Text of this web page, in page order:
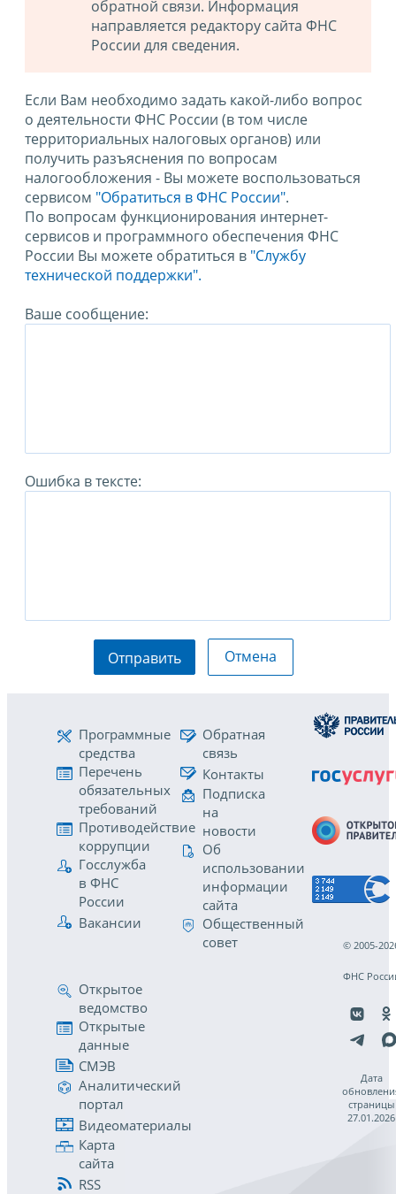
обратной связи. Информация
направляется редактору сайта ФНС
России для сведения.
Если Вам необходимо задать какой-либо вопрос
о деятельности ФНС России (в том числе
территориальных налоговых органов) или
получить разъяснения по вопросам
налогообложения - Вы можете воспользоваться
сервисом "Обратиться в ФНС России".
По вопросам функционирования интернет-
сервисов и программного обеспечения ФНС
России Вы можете обратиться в "Службу
технической поддержки".
Ваше сообщение:
Ошибка в тексте:
Отправить Отмена
Программные
средства
Перечень
обязательных
требований
Противодействие
коррупции
Госслужба
в ФНС
России
Вакансии
Обратная
связь
Контакты
Подписка
на
новости
Об
использовании
информации
сайта
Общественный
совет
Открытое
ведомство
Открытые
данные
СМЭВ
Аналитический
портал
Видеоматериалы
Карта
сайта
RSS
© 2005-
ФНС
Дата
страницы
27.01.2026